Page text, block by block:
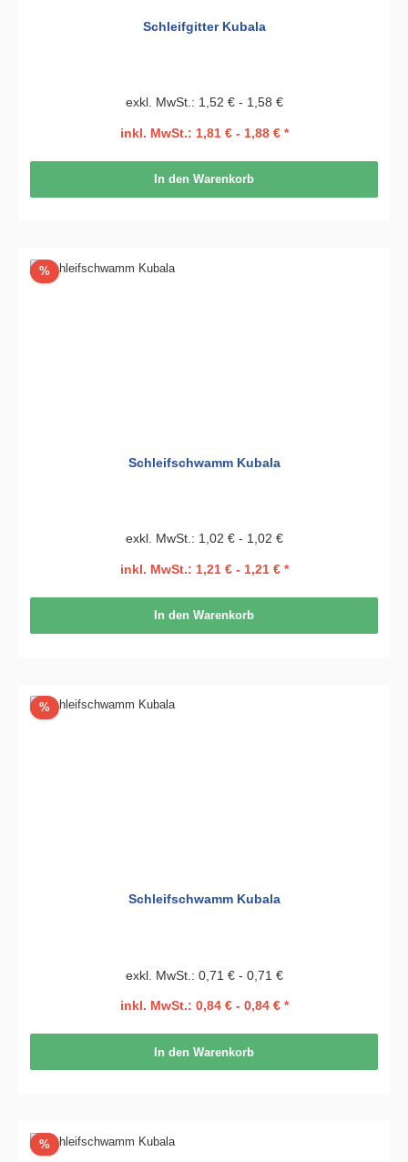
Schleifgitter Kubala
exkl. MwSt.: 1,52 € - 1,58 €
inkl. MwSt.: 1,81 € - 1,88 € *
In den Warenkorb
%Rabatt
Schleifschwamm Kubala
exkl. MwSt.: 1,02 € - 1,02 €
inkl. MwSt.: 1,21 € - 1,21 € *
In den Warenkorb
%Rabatt
Schleifschwamm Kubala
exkl. MwSt.: 0,71 € - 0,71 €
inkl. MwSt.: 0,84 € - 0,84 € *
In den Warenkorb
%Rabatt